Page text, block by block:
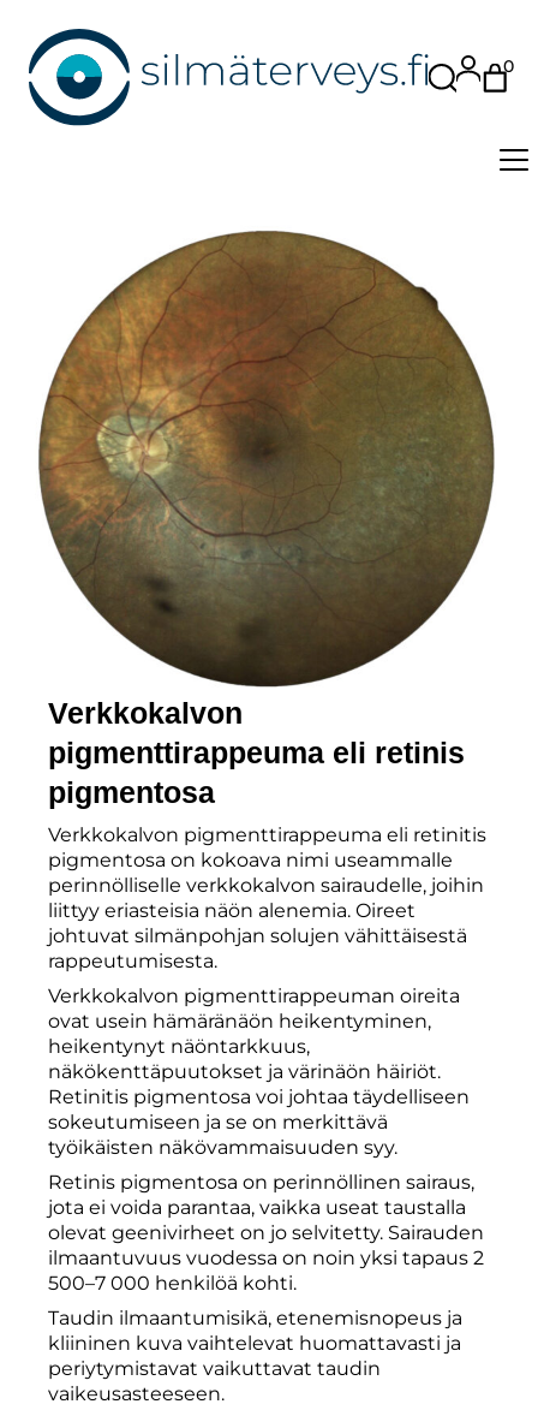
Etsi 0
Verkkokalvon
pigmenttirappeuma eli retinis
pigmentosa
Verkkokalvon pigmenttirappeuma eli retinitis
pigmentosa on kokoava nimi useammalle
perinnölliselle verkkokalvon sairaudelle, joihin
liittyy eriasteisia näön alenemia. Oireet
johtuvat silmänpohjan solujen vähittäisestä
rappeutumisesta.
Verkkokalvon pigmenttirappeuman oireita
ovat usein hämäränäön heikentyminen,
heikentynyt näöntarkkuus,
näkökenttäpuutokset ja värinäön häiriöt.
Retinitis pigmentosa voi johtaa täydelliseen
sokeutumiseen ja se on merkittävä
työikäisten näkövammaisuuden syy.
Retinis pigmentosa on perinnöllinen sairaus,
jota ei voida parantaa, vaikka useat taustalla
olevat geenivirheet on jo selvitetty. Sairauden
ilmaantuvuus vuodessa on noin yksi tapaus 2
500–7 000 henkilöä kohti.
Taudin ilmaantumisikä, etenemisnopeus ja
kliininen kuva vaihtelevat huomattavasti ja
periytymistavat vaikuttavat taudin
vaikeusasteeseen.